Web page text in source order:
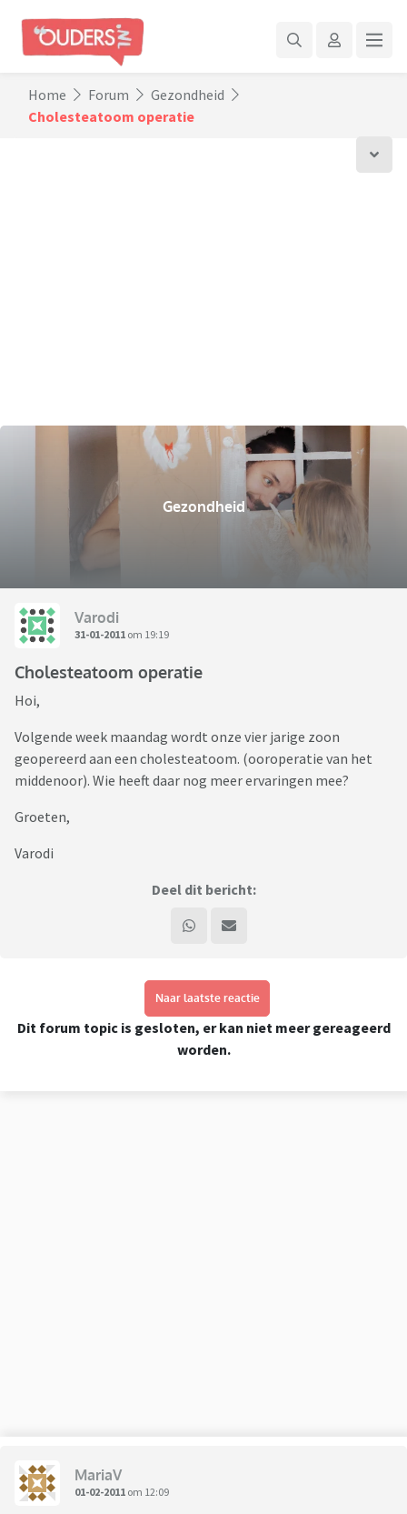
Home Forum
Gezondheid
Cholesteatoom operatie
Gezondheid
Varodi
31-01-2011 om 19:19
Cholesteatoom operatie
Hoi,
Volgende week maandag wordt onze vier jarige zoon
geopereerd aan een cholesteatoom. (ooroperatie van het
middenoor). Wie heeft daar nog meer ervaringen mee?
Groeten,
Varodi
Deel dit bericht:
Naar laatste reactie
Dit forum topic is gesloten, er kan niet meer gereageerd
worden.
MariaV
01-02-2011 om 12:09